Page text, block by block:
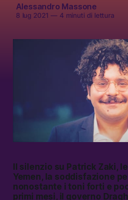
Alessandro Massone
8 lug 2021 — 4 minuti di lettura
Il silenzio su Patrick Zaki,
Yemen, la soddisfazione
nonostante i toni forti e
primi mesi, il governo